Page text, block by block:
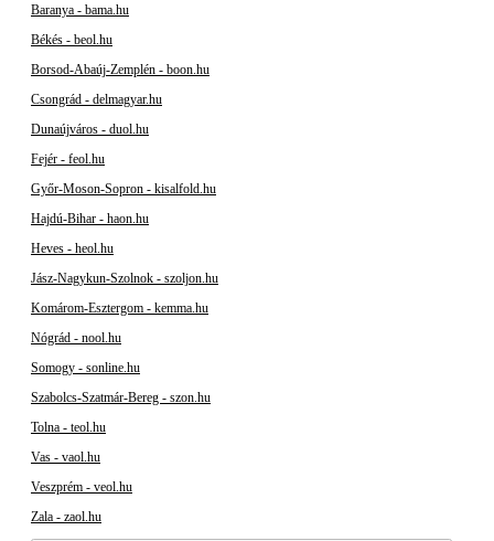
Baranya - bama.hu
Békés - beol.hu
Borsod-Abaúj-Zemplén - boon.hu
Csongrád - delmagyar.hu
Dunaújváros - duol.hu
Fejér - feol.hu
Győr-Moson-Sopron - kisalfold.hu
Hajdú-Bihar - haon.hu
Heves - heol.hu
Jász-Nagykun-Szolnok - szoljon.hu
Komárom-Esztergom - kemma.hu
Nógrád - nool.hu
Somogy - sonline.hu
Szabolcs-Szatmár-Bereg - szon.hu
Tolna - teol.hu
Vas - vaol.hu
Veszprém - veol.hu
Zala - zaol.hu